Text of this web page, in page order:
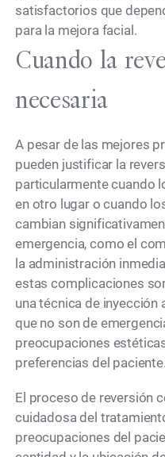
satisfactorios que
para la mejora facial.
Cuando la
necesaria
A pesar de las mejores
pueden justificar la
particularmente cuando
en otro lugar o cuando
cambian
emergencia, como el
la administración
estas complicaciones
una técnica de inyección
que no son de
preocupaciones
preferencias del paciente.
El proceso de reversión
cuidadosa del
preocupaciones del